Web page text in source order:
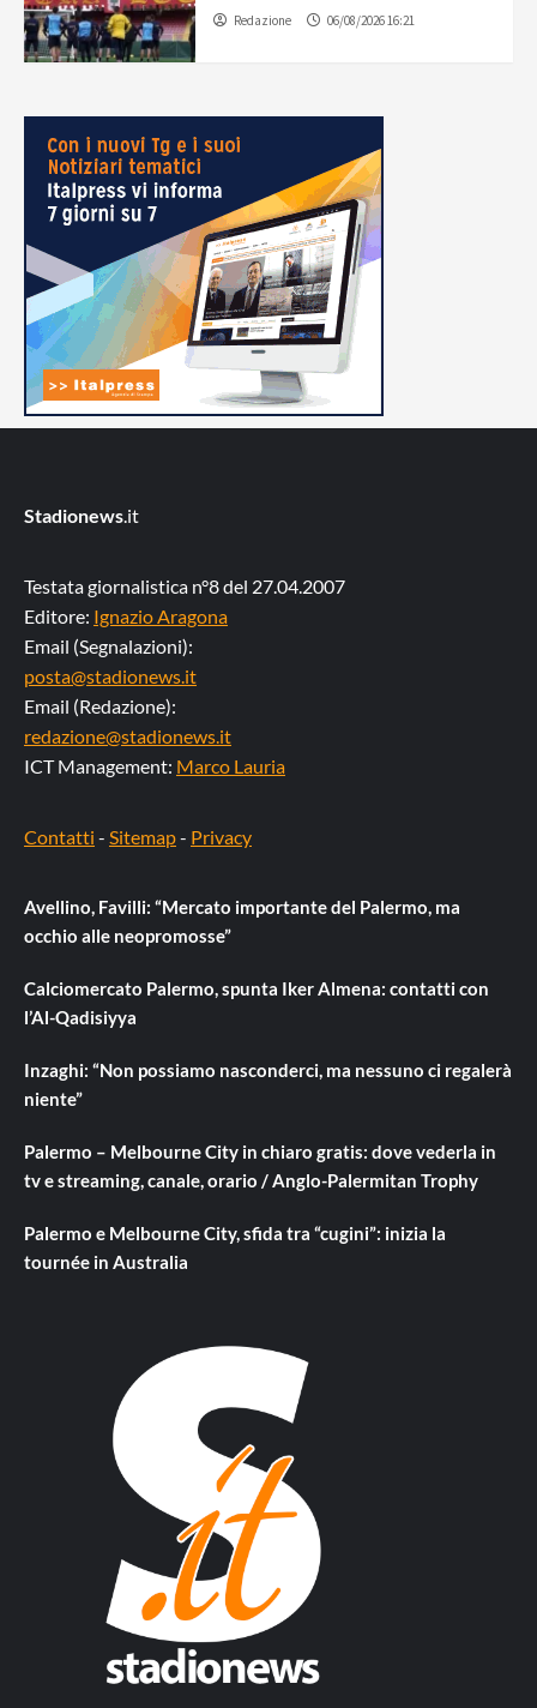
Redazione 06/08/2026 16:21
Stadionews.it
Testata giornalistica n°8 del 27.04.2007
Editore: Ignazio Aragona
Email (Segnalazioni):
posta@stadionews.it
Email (Redazione):
redazione@stadionews.it
ICT Management: Marco Lauria
Contatti - Sitemap- Privacy
Avellino, Favilli: “Mercato importante del Palermo, ma
occhio alle neopromosse”
Calciomercato Palermo, spunta Iker Almena: contatti con
l’Al-Qadisiyya
Inzaghi: “Non possiamo nasconderci, ma nessuno ci regalerà
niente”
Palermo – Melbourne City in chiaro gratis: dove vederla in
tv e streaming, canale, orario / Anglo-Palermitan Trophy
Palermo e Melbourne City, sfida tra “cugini”: inizia la
tournée in Australia